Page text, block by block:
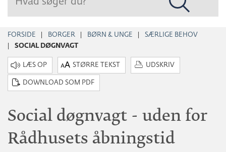
FORSIDE BORGER BØRN & UNGE
SÆRLIGE BEHOV
SOCIAL DØGNVAGT
STØRRE TEKST UDSKRIV
DOWNLOAD SOM PDF
Social døgnvagt - uden for
Rådhusets åbningstid